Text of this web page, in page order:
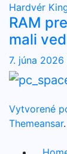
Hardvér
RAM
mali
7. júna 2026
Vytvorené
Themeansar.